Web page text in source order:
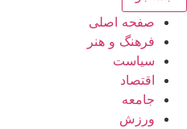
صفحه اصلی
فرهنگ و هنر
سیاست
اقتصاد
جامعه
ورزش